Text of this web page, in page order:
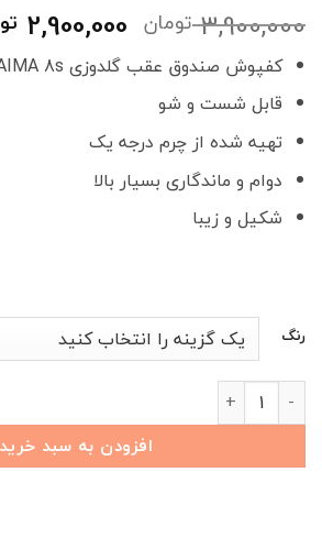
3,900,000 تومان قیمت
اصلی
2,900,000
کفپوش صندوق عقب گلدوزی HAIMA 8s
قابل شست و شو
تهیه شده از چرم درجه یک
دوام و ماندگاری بسیار بالا
شکیل و زیبا
رنگ
کفپوش صندوق عقب گلدوزی KMC X5 عدد
افزودن به سبد خرید